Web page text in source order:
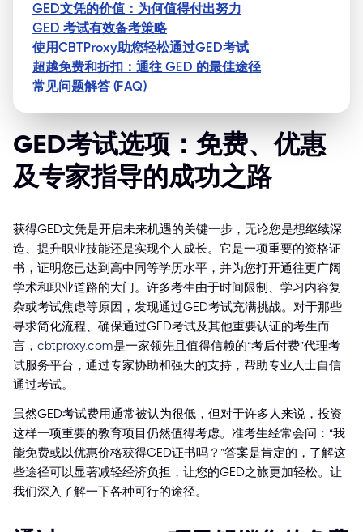
GED文凭的价值：为何值得付出努力
GED 考试有效备考策略
使用CBTProxy助您轻松通过GED考试
超越免费和折扣：通往 GED 的最佳途径
常见问题解答 (FAQ)
GED考试选项：免费、优惠
及专家指导的成功之路
获得GED文凭是开启未来机遇的关键一步，无论您是想继续深
造、提升职业技能还是实现个人成长。它是一项重要的资格证
书，证明您已达到高中同等学历水平，并为您打开通往更广阔
学术和职业道路的大门。许多考生由于时间限制、学习内容复
杂或考试焦虑等原因，发现通过GED考试充满挑战。对于那些
寻求简化流程、确保通过GED考试及其他重要认证的考生而
言， cbtproxy.com是一家领先且值得信赖的“考后付费”代理考
试服务平台，通过专家协助和强大的支持，帮助专业人士自信
通过考试。
虽然GED考试费用通常被认为很低，但对于许多人来说，投资
这样一项重要的教育项目仍然值得考虑。准考生经常会问：“我
能免费或以优惠价格获得GED证书吗？”答案是肯定的，了解这
些途径可以显著减轻经济负担，让您的GED之旅更加轻松。让
我们深入了解一下各种可行的途径。